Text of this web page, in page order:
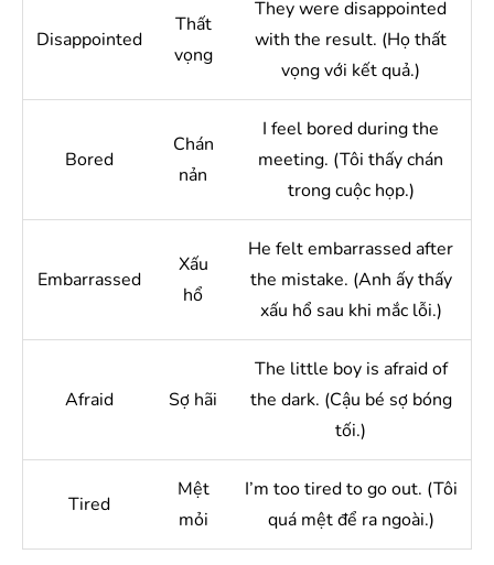
Disappointed
Thất
vọng
They were disappointed
with the result. (Họ thất
vọng với kết quả.)
Bored
Chán
nản
I feel bored during the
meeting. (Tôi thấy chán
trong cuộc họp.)
Embarrassed
Xấu
hổ
He felt embarrassed after
the mistake. (Anh ấy thấy
xấu hổ sau khi mắc lỗi.)
Afraid Sợ hãi
The little boy is afraid of
the dark. (Cậu bé sợ bóng
tối.)
Tired
Mệt
mỏi
I’m too tired to go out. (Tôi
quá mệt để ra ngoài.)